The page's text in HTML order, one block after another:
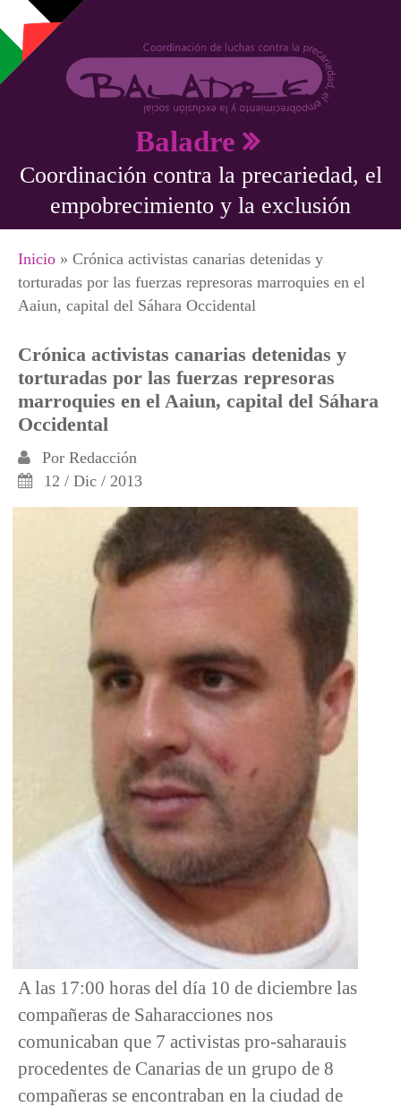
Pasar al contenido principal
Baladre
Coordinación contra la precariedad, el
empobrecimiento y la exclusión
Se encuentra usted aquí
Inicio » Crónica activistas canarias detenidas y
torturadas por las fuerzas represoras marroquies en el
Aaiun, capital del Sáhara Occidental
Crónica activistas canarias detenidas y
torturadas por las fuerzas represoras
marroquies en el Aaiun, capital del Sáhara
Occidental
Por Redacción
12 / Dic / 2013
A las 17:00 horas del día 10 de diciembre las
compañeras de Saharacciones nos
comunicaban que 7 activistas pro-saharauis
procedentes de Canarias de un grupo de 8
compañeras se encontraban en la ciudad de